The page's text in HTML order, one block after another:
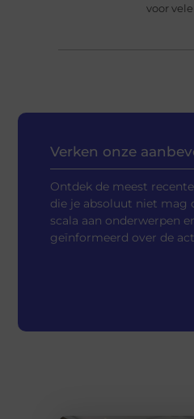
voor
Verken onze
Ontdek de meest
die je absoluut niet mag
scala aan onderwerpen
geïnformeerd over de